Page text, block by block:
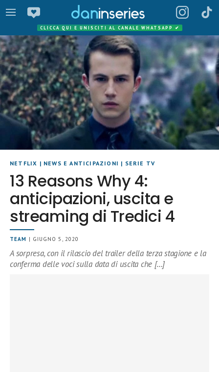
CLICCA QUI E UNISCITI AL CANALE WHATSAPP ✔
NETFLIX | NEWS E ANTICIPAZIONI | SERIE TV
13 Reasons Why 4:
anticipazioni, uscita e
streaming di Tredici 4
TEAM | GIUGNO 5, 2020
A sorpresa, con il rilascio del trailer della terza stagione e la
conferma delle voci sulla data di uscita che […]